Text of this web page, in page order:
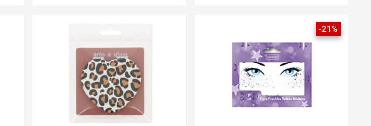
-21%